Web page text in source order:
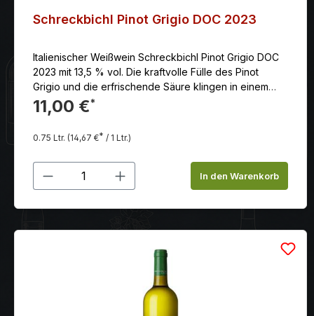
Schreckbichl Pinot Grigio DOC 2023
Italienischer Weißwein Schreckbichl Pinot Grigio DOC
2023 mit 13,5 % vol. Die kraftvolle Fülle des Pinot
Grigio und die erfrischende Säure klingen in einem
fruchtigen Nachhall aus. Ein überaus feiner und
versatiler Wein, in dessen Begleitung Fisch oder
Geflügel aber auch Pasta noch weiter verfeinert
werden.
11,00 €*
0.75 Ltr. (14,67 €* / 1 Ltr.)
Produkt Anzahl: Gib denIn den Warenkorb